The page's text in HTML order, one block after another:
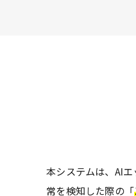
本システムは、AI
常を検知した際の「